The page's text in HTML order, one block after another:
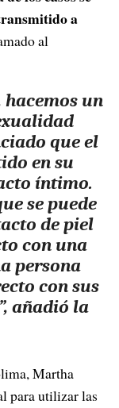
a
al
un
que el
en su
íntimo.
se puede
de piel
con una
persona
con sus
añadió la
Martha
para utilizar las